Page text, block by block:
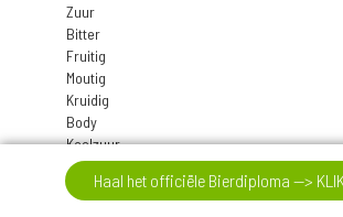
Zuur
Bitter
Fruitig
Moutig
Kruidig
Body
Koolzuur
Alcohol
Intensit.Haal het officiële Bierdiploma -->